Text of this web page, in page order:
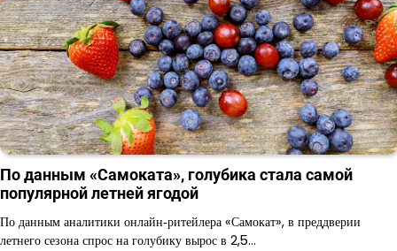
По данным «Самоката», голубика стала самой
популярной летней ягодой
По данным аналитики онлайн‑ритейлера «Самокат», в преддверии
летнего сезона спрос на голубику вырос в 2,5…